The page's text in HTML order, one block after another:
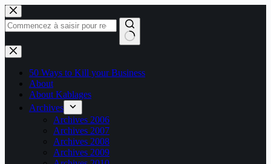
Passer
au
contenu
Aucun
résultat
50 Ways to Kill your Business
About
About Kablages
Archives
Archives 2006
Archives 2007
Archives 2008
Archives 2009